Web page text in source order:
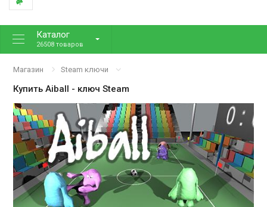
Каталог
26508 товаров
Магазин Steam ключи
КупитьAiball - ключ Steam